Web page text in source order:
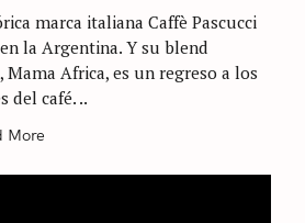
marca italiana Caffè Pascucci
la Argentina. Y su blend
Mama Africa, es un regreso a los
del café. ..
More